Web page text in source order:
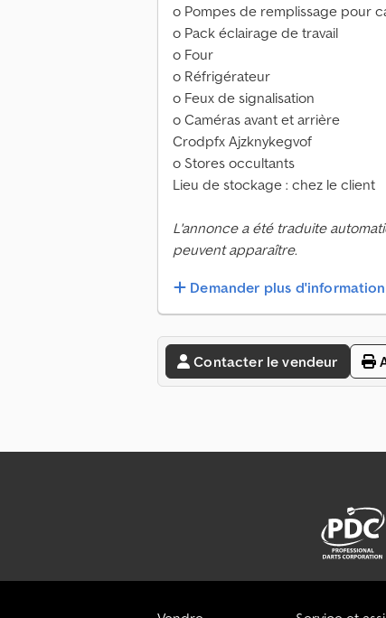
o Pompes de remplissage pour
o Pack éclairage de travail
o Four
o Réfrigérateur
o Feux de signalisation
o Caméras avant et arrière
Crodpfx Ajzknykegvof
o Stores occultants
Lieu de stockage : chez le client
L'annonce a été traduite
peuvent apparaître.
Demander plus
Contacter le vendeur